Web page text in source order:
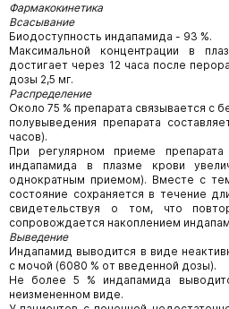
Фармакокинетика
Всасывание
Биодоступность индапамида - 93 %.
Максимальной концентрации в
достигает через 1­2 часа после
дозы 2,5 мг.
Распределение
Около 75 % препарата связывается с
полувыведения препарата
часов).
При регулярном приеме препарата
индапамида в плазме крови
однократным приемом). Вместе с
состояние сохраняется в течение
свидетельствуя о том, что
сопровождается накоплением
Выведение
Индапамид выводится в виде
с мочой (60­80 % от введенной дозы).
Не более 5 % индапамида
неизмененном виде.